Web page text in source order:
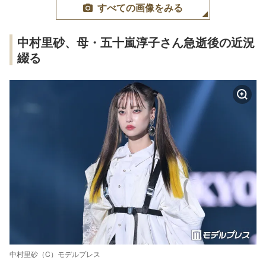
すべての画像をみる
中村里砂、母・五十嵐淳子さん急逝後の近況
綴る
中村里砂（C）モデルプレス